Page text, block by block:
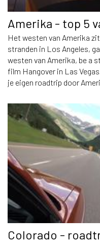
Amerika - top 5
Het westen van Amerika
stranden in Los Angeles,
westen van Amerika, be a
film Hangover in Las
je eigen roadtrip door
Colorado -